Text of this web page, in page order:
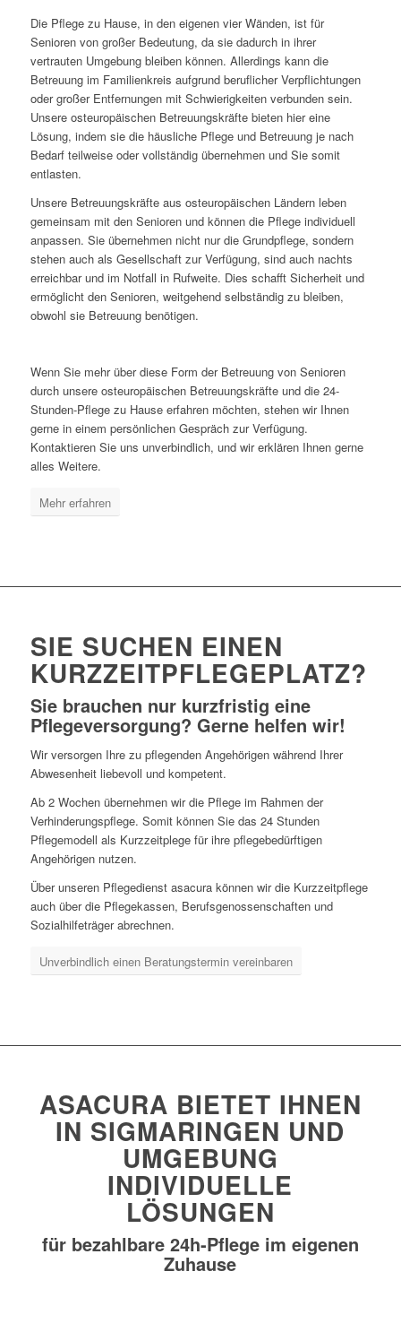
Die Pflege zu Hause, in den eigenen vier Wänden, ist für
Senioren von großer Bedeutung, da sie dadurch in ihrer
vertrauten Umgebung bleiben können. Allerdings kann die
Betreuung im Familienkreis aufgrund beruflicher Verpflichtungen
oder großer Entfernungen mit Schwierigkeiten verbunden sein.
Unsere osteuropäischen Betreuungskräfte bieten hier eine
Lösung, indem sie die häusliche Pflege und Betreuung je nach
Bedarf teilweise oder vollständig übernehmen und Sie somit
entlasten.
Unsere Betreuungskräfte aus osteuropäischen Ländern leben
gemeinsam mit den Senioren und können die Pflege individuell
anpassen. Sie übernehmen nicht nur die Grundpflege, sondern
stehen auch als Gesellschaft zur Verfügung, sind auch nachts
erreichbar und im Notfall in Rufweite. Dies schafft Sicherheit und
ermöglicht den Senioren, weitgehend selbständig zu bleiben,
obwohl sie Betreuung benötigen.
Wenn Sie mehr über diese Form der Betreuung von Senioren
durch unsere osteuropäischen Betreuungskräfte und die 24-
Stunden-Pflege zu Hause erfahren möchten, stehen wir Ihnen
gerne in einem persönlichen Gespräch zur Verfügung.
Kontaktieren Sie uns unverbindlich, und wir erklären Ihnen gerne
alles Weitere.
Mehr erfahren
SIE SUCHEN EINEN
KURZZEITPFLEGEPLATZ?
Sie brauchen nur kurzfristig eine
Pflegeversorgung? Gerne helfen wir!
Wir versorgen Ihre zu pflegenden Angehörigen während Ihrer
Abwesenheit liebevoll und kompetent.
Ab 2 Wochen übernehmen wir die Pflege im Rahmen der
Verhinderungspflege. Somit können Sie das 24 Stunden
Pflegemodell als Kurzzeitplege für ihre pflegebedürftigen
Angehörigen nutzen.
Über unseren Pflegedienst asacura können wir die Kurzzeitpflege
auch über die Pflegekassen, Berufsgenossenschaften und
Sozialhilfeträger abrechnen.
Unverbindlich einen Beratungstermin vereinbaren
ASACURA BIETET IHNEN
IN SIGMARINGEN UND
UMGEBUNG
INDIVIDUELLE
LÖSUNGEN
für bezahlbare 24h-Pflege im eigenen
Zuhause